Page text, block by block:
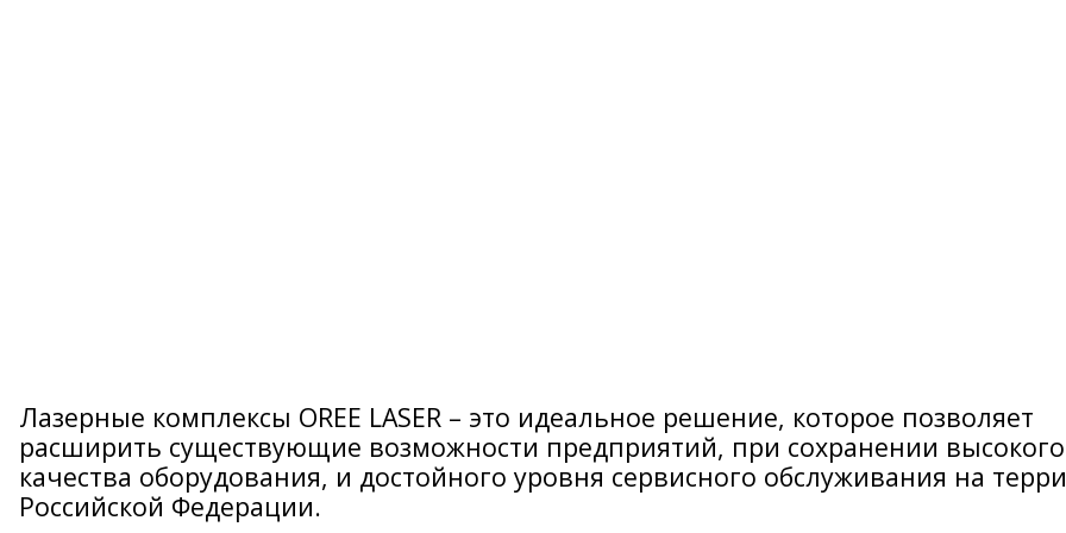
Лазерные комплексы OREE LASER – это идеальное решение, которое позволяет
расширить существующие возможности предприятий, при сохранении высокого
качества оборудования, и достойного уровня сервисного обслуживания на
Российской Федерации.